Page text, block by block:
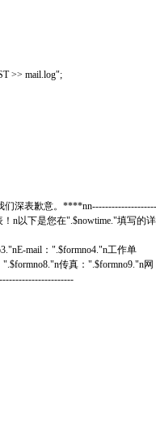
>> mail.log";
们深表歉意。
n以下是您在".$nowtime."填写的
mail：".$formno4."n工作单
传真：".$formno9."n网